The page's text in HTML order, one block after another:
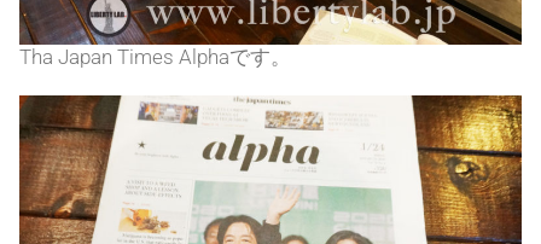
Tha Japan Times Alphaです。